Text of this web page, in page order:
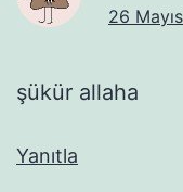
26
şükür allaha
Yanıtla